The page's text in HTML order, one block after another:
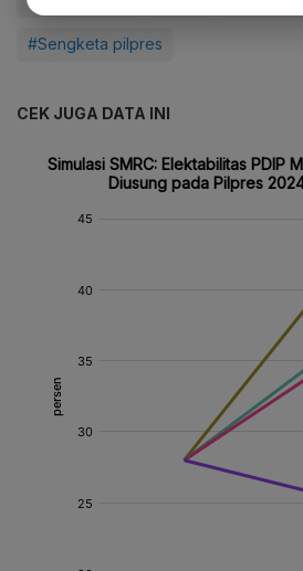
#Sengketa pilpres
CEK JUGA DATA INI